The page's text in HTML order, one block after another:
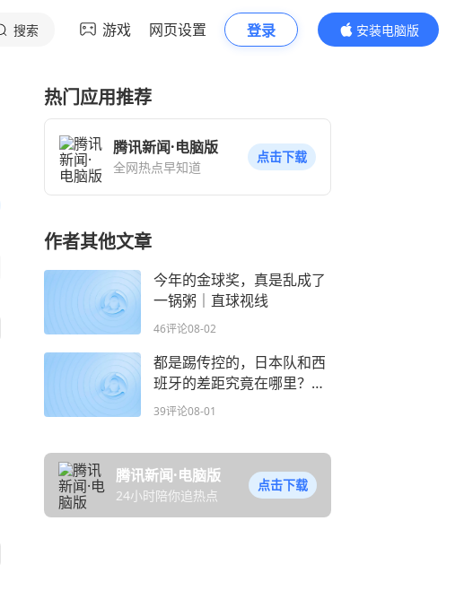
搜索 游戏 网页设置 登录
安装电脑版
内容更精彩
热门应用推荐
腾讯新闻·电脑版
全网热点早知道
点击下载
作者其他文章
今年的金球奖，真是乱成了
一锅粥｜直球视线
46评论08-02
都是踢传控的，日本队和西
班牙的差距究竟在哪里？｜
直球视线
39评论08-01
腾讯新闻·电脑版
24小时陪你追热点
点击下载